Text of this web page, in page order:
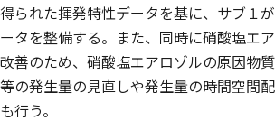
得られた揮発特性データを基に、サブ１
ータを整備する。また、同時に硝酸塩エ
改善のため、硝酸塩エアロゾルの原因物
等の発生量の見直しや発生量の時間空間
も行う。